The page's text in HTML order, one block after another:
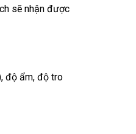
sẽ nhận được
độ ẩm, độ tro